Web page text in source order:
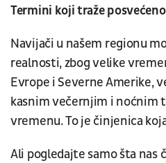
Termini koji traže
Navijači u našem regionu
realnosti, zbog velike
Evrope i Severne Amerike,
kasnim večernjim i noćnim
vremenu. To je činjenica
Ali pogledajte samo šta nas